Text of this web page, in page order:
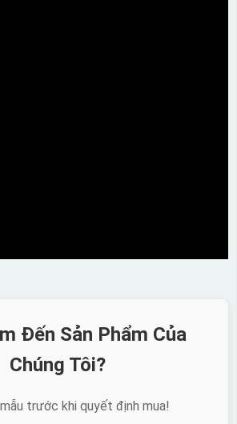
Đến Sản Phẩm Của
Chúng Tôi?
trước khi quyết định mua!